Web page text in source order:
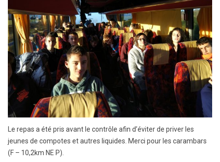
Le repas a été pris avant le contrôle afin d’éviter de priver les
jeunes de compotes et autres liquides. Merci pour les carambars
(F – 10,2km NE P).